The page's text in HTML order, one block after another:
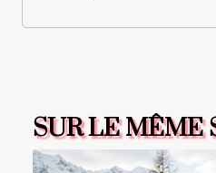
SUR LE MÊME